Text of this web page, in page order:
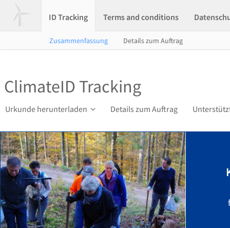
ID Tracking Terms and conditions
Zusammenfassung Details zum Auftrag
ClimateID Tracking
Urkunde herunterladen Details zum Auftrag